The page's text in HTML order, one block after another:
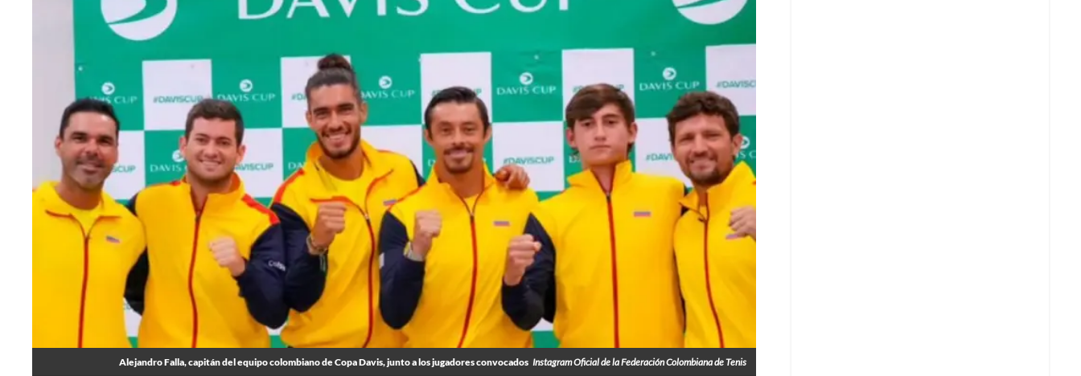
Alejandro Falla, capitán del equipo colombiano de Copa Davis, junto a los jugadores convocados Instagram Oficial de la Federación Colombiana de Tenis